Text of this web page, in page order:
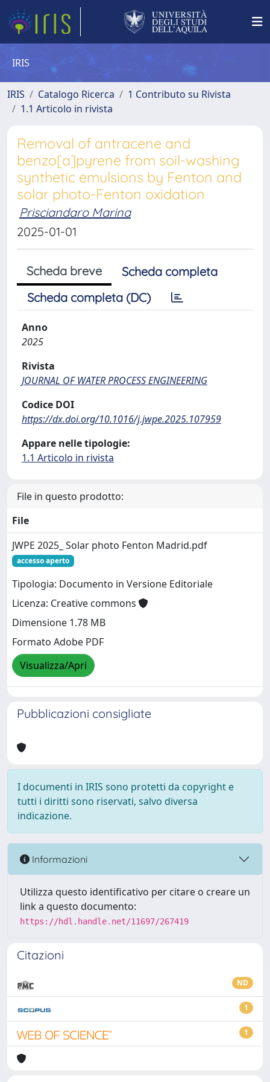
IRIS
IRIS Catalogo Ricerca
1 Contributo su Rivista
1.1 Articolo in rivista
Removal of antracene and
benzo[a]pyrene from soil-washing
synthetic emulsions by Fenton and
solar photo-Fenton oxidation
Prisciandaro Marina
2025-01-01
Scheda breve
Scheda completa
Scheda completa (DC)
Anno
2025
Rivista
JOURNAL OF WATER PROCESS ENGINEERING
Codice DOI
https://dx.doi.org/10.1016/j.jwpe.2025.107959
Appare nelle tipologie:
1.1 Articolo in rivista
File in questo prodotto:
File
JWPE 2025_ Solar photo Fenton Madrid.pdf
accesso aperto
Tipologia: Documento in Versione Editoriale
Licenza: Creative commons
Dimensione 1.78 MB
Formato Adobe PDF
Visualizza/Apri
Pubblicazioni consigliate
I documenti in IRIS sono protetti da copyright e
tutti i diritti sono riservati, salvo diversa
indicazione.
Informazioni
Utilizza questo identificativo per citare o creare un
link a questo documento:
https://hdl.handle.net/11697/267419
Citazioni
ND
1
1